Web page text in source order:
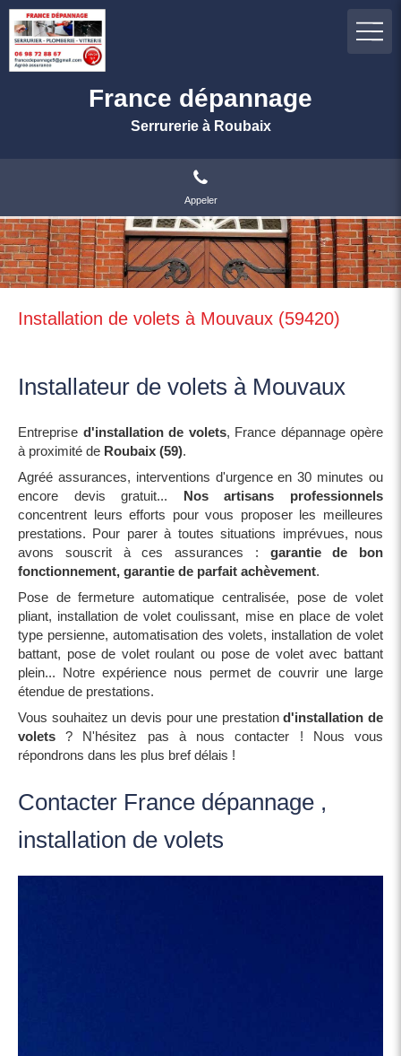
France dépannage
Serrurerie à Roubaix
Appeler
Installation de volets à Mouvaux (59420)
Installateur de volets à Mouvaux
Entreprise d'installation de volets, France dépannage opère
à proximité de Roubaix (59).
Agréé assurances, interventions d'urgence en 30 minutes ou
encore devis gratuit... Nos artisans professionnels
concentrent leurs efforts pour vous proposer les meilleures
prestations. Pour parer à toutes situations imprévues, nous
avons souscrit à ces assurances : garantie de bon
fonctionnement, garantie de parfait achèvement.
Pose de fermeture automatique centralisée, pose de volet
pliant, installation de volet coulissant, mise en place de volet
type persienne, automatisation des volets, installation de volet
battant, pose de volet roulant ou pose de volet avec battant
plein... Notre expérience nous permet de couvrir une large
étendue de prestations.
Vous souhaitez un devis pour une prestationd'installation de
volets ? N'hésitez pas à nous contacter ! Nous vous
répondrons dans les plus bref délais !
Contacter France dépannage ,
installation de volets